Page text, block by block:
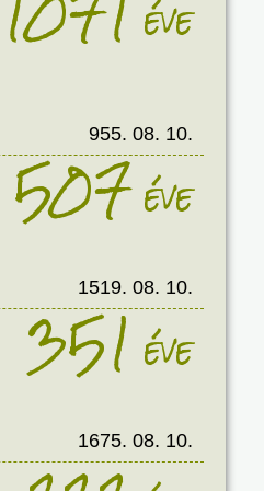
éve
955. 08. 10.
507éve
1519. 08. 10.
351éve
1675. 08. 10.